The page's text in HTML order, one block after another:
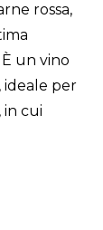
rossa,
un vino
ideale per
in cui